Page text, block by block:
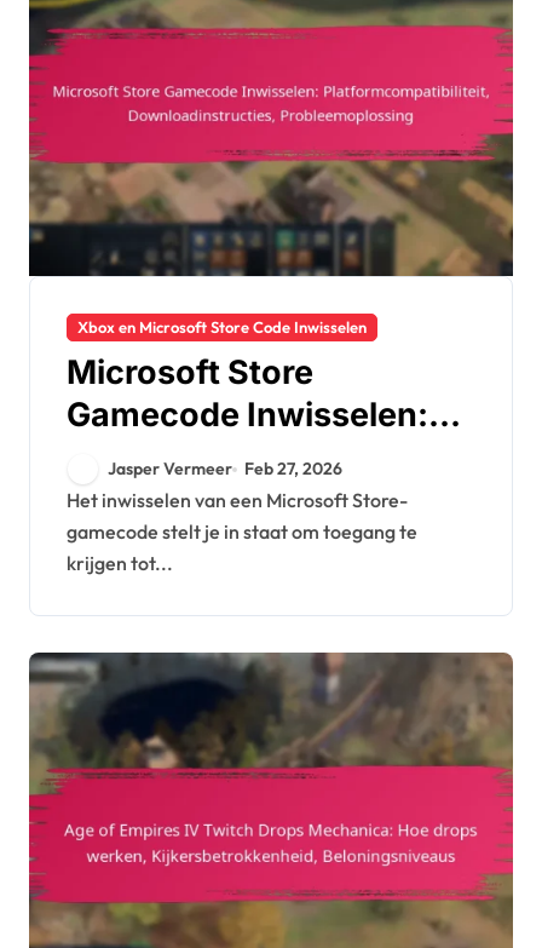
Xbox en Microsoft Store Code Inwisselen
Microsoft Store
Gamecode Inwisselen:
Platformcompatibiliteit,
Downloadinstructies,
Probleemoplossing
Jasper Vermeer Feb 27, 2026
Het inwisselen van een Microsoft Store-
gamecode stelt je in staat om toegang te
krijgen tot...